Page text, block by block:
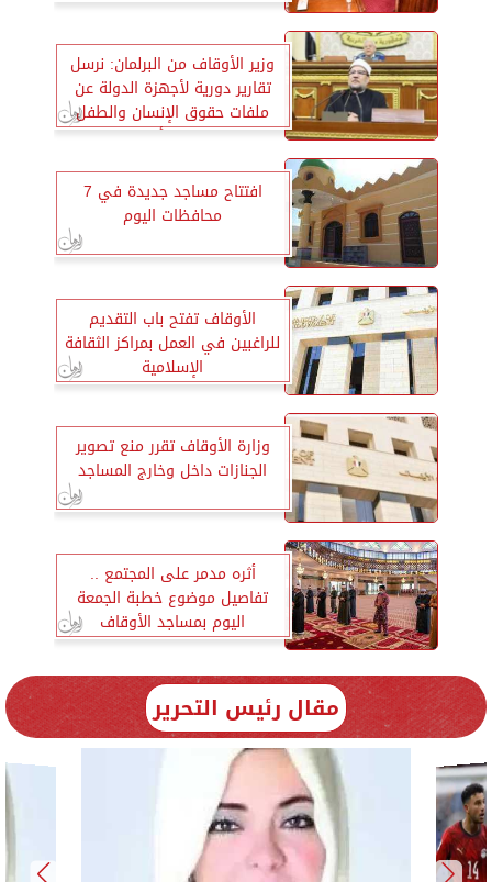
وزير الأوقاف من البرلمان: نرسل
تقارير دورية لأجهزة الدولة عن
ملفات حقوق الإنسان والطفل
والمرأة
افتتاح مساجد جديدة في 7
محافظات اليوم
الأوقاف تفتح باب التقديم
للراغبين في العمل بمراكز الثقافة
الإسلامية
وزارة الأوقاف تقرر منع تصوير
الجنازات داخل وخارج المساجد
أثره مدمر على المجتمع ..
تفاصيل موضوع خطبة الجمعة
اليوم بمساجد الأوقاف
مقال رئيس التحرير